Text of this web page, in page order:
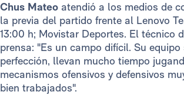
Chus Mateo atendió a los medios de
la previa del partido frente al Lenovo
13:00 h; Movistar Deportes. El técnico
prensa: "Es un campo difícil. Su
perfección, llevan mucho tiempo
mecanismos ofensivos y defensivos
bien trabajados".